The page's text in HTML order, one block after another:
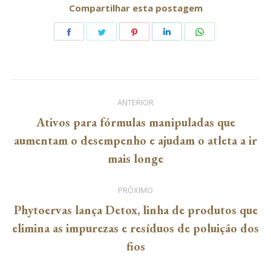
Compartilhar esta postagem
Share
Share
Share
Share
post:
ANTERIOR
Post
anterior:
Ativos para fórmulas manipuladas que
aumentam o desempenho e ajudam o atleta a ir
mais longe
PRÓXIMO
Próximo
Phytoervas lança Detox, linha de produtos que
elimina as impurezas e resíduos de poluição dos
fios